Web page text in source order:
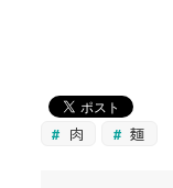
肉 麺